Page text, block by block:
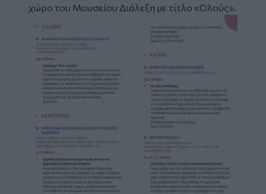
χώρο του Μουσείου Διάλεξη με τίτλο «Ολούς».